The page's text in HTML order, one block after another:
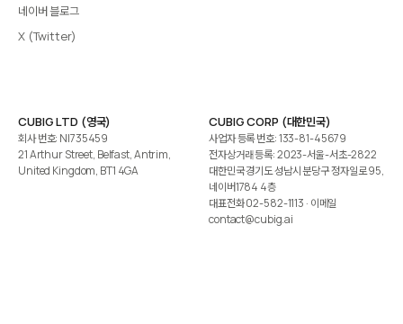
네이버 블로그
X (Twitter)
CUBIG LTD (영국)
회사 번호: NI735459
21 Arthur Street, Belfast, Antrim,
United Kingdom, BT1 4GA
CUBIG CORP (대한민국)
사업자 등록 번호: 133-81-45679
전자상거래 등록: 2023-서울-서초-2822
대한민국 경기도 성남시 분당구 정자일로 95,
네이버1784 4층
대표전화02-582-1113 · 이메일
contact@cubig.ai